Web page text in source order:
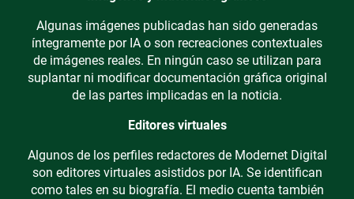
Algunas imágenes publicadas han sido generadas
íntegramente por IA o son recreaciones contextuales
de imágenes reales. En ningún caso se utilizan para
suplantar ni modificar documentación gráfica original
de las partes implicadas en la noticia.
Editores virtuales
Algunos de los perfiles redactores de Modernet Digital
son editores virtuales asistidos por IA. Se identifican
como tales en su biografía. El medio cuenta también